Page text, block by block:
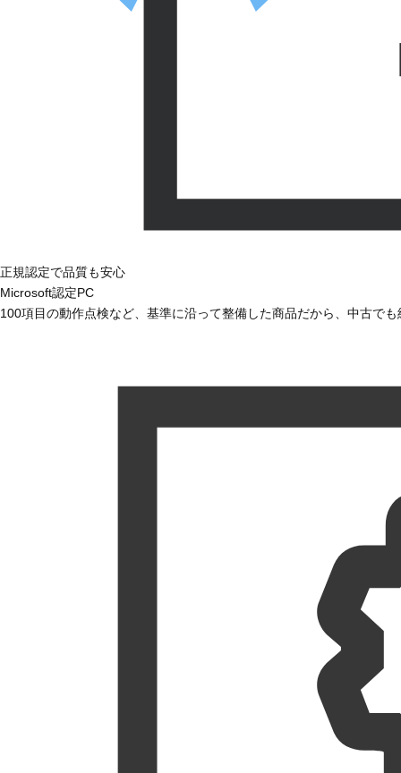
正規認定で品質も安心
Microsoft認定PC
100項目の動作点検など、基準に沿って整備した商品だから、中古で